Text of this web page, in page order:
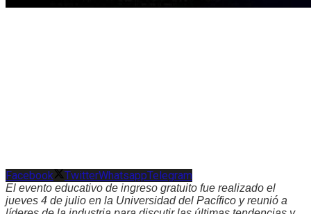
Facebook TwitterWhatsappTelegram
El evento educativo de ingreso gratuito fue realizado el
jueves 4 de julio en la Universidad del Pacífico y reunió a